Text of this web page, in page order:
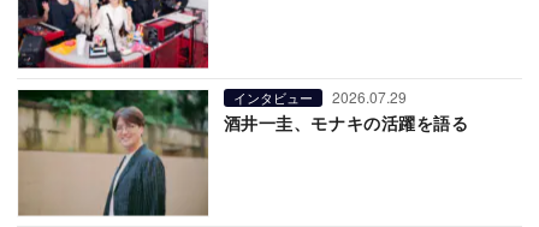
インタビュー 2026.07.29
酒井一圭、モナキの活躍を語る